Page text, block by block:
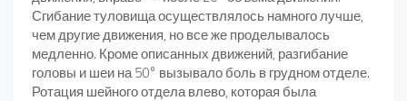
Сгибание туловища осуществлялось намного лучше,
чем другие движения, но все же проделывалось
медленно. Кроме описанных движений, разгибание
головы и шеи на 50° вызывало боль в грудном отделе.
Ротация шейного отдела влево, которая была